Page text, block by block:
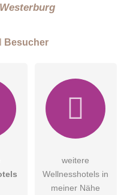
Besucher
weitere
Wellnesshotels in
meiner Nähe